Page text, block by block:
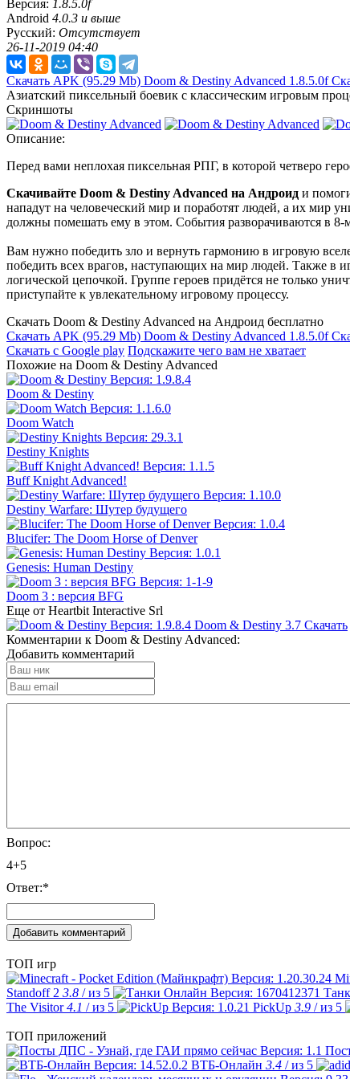
Версия: 1.8.5.0f
Android 4.0.3 и выше
Русский: Отсутствует
26-11-2019 04:40
Скачать APK (95.29 Mb) Doom & Destiny Advanced 1.8.5.0f
Азиатский пиксельный боевик с классическим игровым
Скриншоты
Описание:
Перед вами неплохая пиксельная РПГ, в которой четверо
Скачивайте Doom & Destiny Advanced на Андроид и
нападут на человеческий мир и поработят людей, а их мир
должны помешать ему в этом. События разворачиваются в
Вам нужно победить зло и вернуть гармонию в игровую
победить всех врагов, наступающих на мир людей. Также в
логической цепочкой. Группе героев придётся не только
приступайте к увлекательному игровому процессу.
Скачать Doom & Destiny Advanced на Андроид бесплатно
Скачать APK (95.29 Mb) Doom & Destiny Advanced 1.8.5.0f
Скачать с Google play Подскажите чего вам не хватает
Похожие на Doom & Destiny Advanced
Doom & Destiny
Doom Watch
Destiny Knights
Buff Knight Advanced!
Destiny Warfare: Шутер будущего
Blucifer: The Doom Horse of Denver
Genesis: Human Destiny
Doom 3 : версия BFG
Еще от Heartbit Interactive Srl
Doom & Destiny 3.7 Скачать
Комментарии к Doom & Destiny Advanced:
Добавить комментарий
Вопрос:
4+5
Ответ:*
ТОП игр
Standoff 2 3.8 / из 5
The Visitor4.1 / из 5 PickUp 3.9 / из 5
ТОП приложений
ВТБ-Онлайн 3.4 / из 5